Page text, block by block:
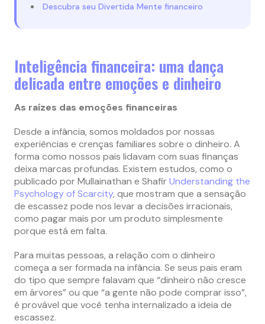
Descubra seu Divertida Mente financeiro
Inteligência financeira: uma dança
delicada entre emoções e dinheiro
As raízes das emoções financeiras
Desde a infância, somos moldados por nossas
experiências e crenças familiares sobre o dinheiro. A
forma como nossos pais lidavam com suas finanças
deixa marcas profundas. Existem estudos, como o
publicado por Mullainathan e ShafirUnderstanding the
Psychology of Scarcity, que mostram que a sensação
de escassez pode nos levar a decisões irracionais,
como pagar mais por um produto simplesmente
porque está em falta.
Para muitas pessoas, a relação com o dinheiro
começa a ser formada na infância. Se seus pais eram
do tipo que sempre falavam que “dinheiro não cresce
em árvores” ou que “a gente não pode comprar isso”,
é provável que você tenha internalizado a ideia de
escassez.